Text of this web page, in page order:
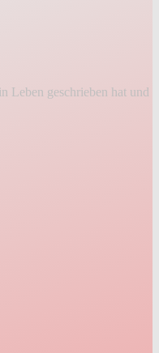
Leben geschrieben hat